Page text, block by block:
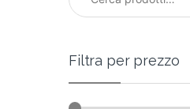
Filtra per prezzo